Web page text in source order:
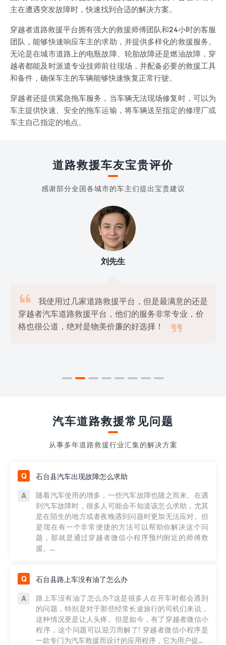
主在遭遇突发故障时，快速找到合适的解决方案。
穿越者道路救援平台拥有强大的救援师傅团队和24小时的客服
团队，能够快速响应车主的求助，并提供多样化的救援服务。
无论是在城市道路上的电瓶故障、轮胎故障还是燃油故障，穿
越者都能及时派遣专业技师前往现场，并配备必要的救援工具
和备件，确保车主的车辆能够快速恢复正常行驶。
穿越者还提供紧急拖车服务，当车辆无法现场修复时，可以为
车主提供快速、安全的拖车运输，将车辆送至指定的修理厂或
车主自己指定的地点。
道路救援车友宝贵评价
感谢部分全国各城市的车主们提出宝贵建议
刘先生

我使用过几家道路救援平台，但是最满意的还是
穿越者汽车道路救援平台，他们的服务非常专业，价
格也很公道，绝对是物美价廉的好选择！

汽车道路救援常见问题
从事多年道路救援行业汇集的解决方案
石台县汽车出现故障怎么求助
随着汽车使用的增多，一些汽车故障也随之而来。在遇
到汽车故障时，很多人可能会不知道该怎么求助，尤其
是在陌生的地方或者夜晚遇到问题时更加无法应对。但
是现在有一个非常便捷的方法可以帮助你解决这个问
题，那就是通过穿越者微信小程序预约附近的师傅救
援。...
石台县路上车没有油了怎么办
路上车没有油了怎么办?这是很多人在开车时都会遇到
的问题，特别是对于那些经常长途旅行的司机们来说，
这种情况更是让人头疼。但是如今，有了穿越者微信小
程序，这个问题可以迎刃而解了! 穿越者微信小程序是
一款专门为汽车救援而设计的应用程序，它为用户提...